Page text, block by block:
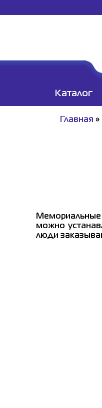
Каталог
Главная »
Мемориальные
можно
люди